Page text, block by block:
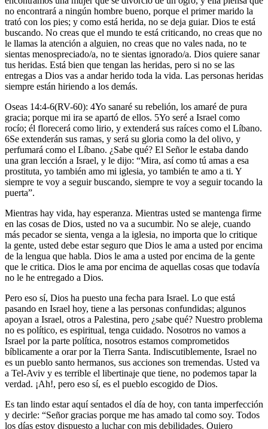
no encontrará a ningún hombre bueno, porque el primer marido la
trató con los pies; y como está herida, no se deja guiar. Dios te está
buscando. No creas que el mundo te está criticando, no creas que no
le llamas la atención a alguien, no creas que no vales nada, no te
sientas menospreciado/a, no te sientas ignorado/a. Dios quiere sanar
tus heridas. Está bien que tengan las heridas, pero si no se las
entregas a Dios vas a andar herido toda la vida. Las personas heridas
siempre están hiriendo a los demás.
Oseas 14:4-6(RV-60): 4Yo sanaré su rebelión, los amaré de pura
gracia; porque mi ira se apartó de ellos. 5Yo seré a Israel como
rocío; él florecerá como lirio, y extenderá sus raíces como el Líbano.
6Se extenderán sus ramas, y será su gloria como la del olivo, y
perfumará como el Líbano. ¿Sabe qué? El Señor le estaba dando
una gran lección a Israel, y le dijo: “Mira, así como tú amas a esa
prostituta, yo también amo mi iglesia, yo también te amo a ti. Y
siempre te voy a seguir buscando, siempre te voy a seguir tocando la
puerta”.
Mientras hay vida, hay esperanza. Mientras usted se mantenga firme
en las cosas de Dios, usted no va a sucumbir. No se aleje, cuando
más pecador se sienta, venga a la iglesia, no importa que lo critique
la gente, usted debe estar seguro que Dios le ama a usted por encima
de la lengua que habla. Dios le ama a usted por encima de la gente
que le critica. Dios le ama por encima de aquellas cosas que todavía
no le he entregado a Dios.
Pero eso sí, Dios ha puesto una fecha para Israel. Lo que está
pasando en Israel hoy, tiene a las personas confundidas; algunos
apoyan a Israel, otros a Palestina, pero ¿sabe qué? Nuestro problema
no es político, es espiritual, tenga cuidado. Nosotros no vamos a
Israel por la parte política, nosotros estamos comprometidos
bíblicamente a orar por la Tierra Santa. Indiscutiblemente, Israel no
es un pueblo santo hermanos, sus acciones son tremendas. Usted va
a Tel-Aviv y es terrible el libertinaje que tiene, no podemos tapar la
verdad. ¡Ah!, pero eso sí, es el pueblo escogido de Dios.
Es tan lindo estar aquí sentados el día de hoy, con tanta imperfección
y decirle: “Señor gracias porque me has amado tal como soy. Todos
los días estoy dispuesto a luchar con mis debilidades. Quiero